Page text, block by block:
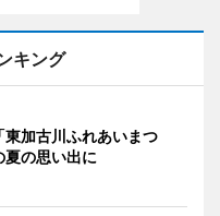
キング
加古川ふれあいまつ
の思い出に